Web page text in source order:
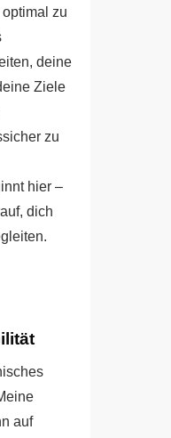
zu
deine
Ziele
zu
hier –
dich
auf